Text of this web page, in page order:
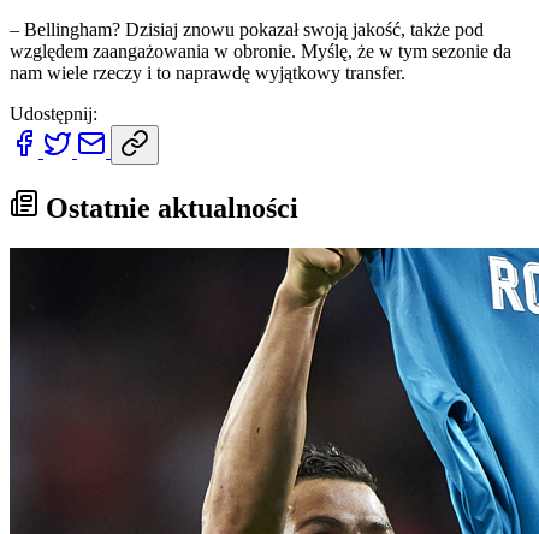
– Bellingham? Dzisiaj znowu pokazał swoją jakość, także pod
względem zaangażowania w obronie. Myślę, że w tym sezonie da
nam wiele rzeczy i to naprawdę wyjątkowy transfer.
Udostępnij:
Ostatnie aktualności